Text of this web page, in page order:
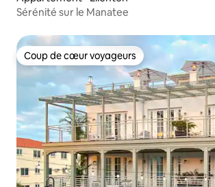
Sérénité sur le Manatee
Coup de cœur voyageurs
Coup de cœur voyageurs